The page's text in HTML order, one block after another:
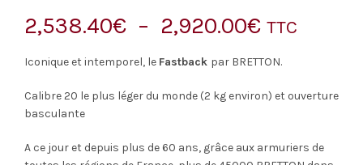
2,538.40€ – 2,920.00€Plage
de
prix :
TTC
Iconique et intemporel, le Fastback par BRETTON.
Calibre 20 le plus léger du monde (2 kg environ) et ouverture
basculante
A ce jour et depuis plus de 60 ans, grâce aux armuriers de